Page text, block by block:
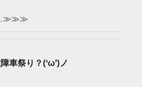
≫≫≫
車祭り？(‘ω’)ノ